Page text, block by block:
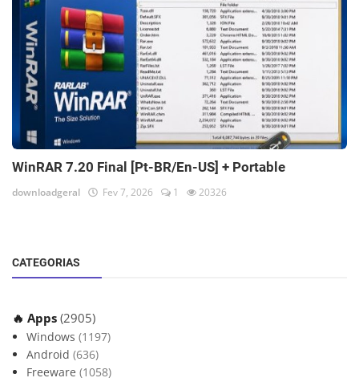
WinRAR 7.20 Final [Pt-BR/En-US] + Portable
downloadgeral Fev 7, 2026 1 20326
CATEGORIAS
🔥 Apps (2905)
Windows (1197)
Android (636)
Freeware (1058)